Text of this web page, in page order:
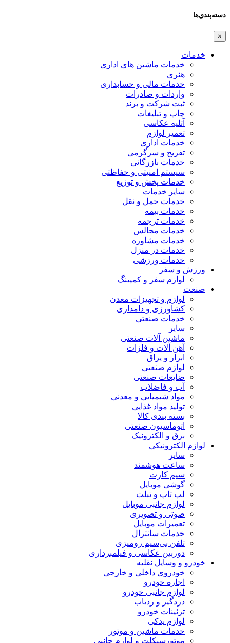
دسته‌بندی‌ها
×
خدمات
خدمات ماشین های اداری
هنری
خدمات مالی و حسابداری
واردات و صادرات
ثبت شرکت و برند
چاپ و تبلیغات
آتلیه عکاسی
تعمیر لوازم
خدمات اداری
تفریح و سرگرمی
خدمات بازرگانی
سیستم امنیتی و حفاظتی
خدمات پخش و توزیع
سایر خدمات
خدمات حمل و نقل
خدمات بیمه
خدمات ترجمه
خدمات مجالس
خدمات مشاوره
خدمات در منزل
خدمات ورزشی
ورزش و سفر
لوازم سفر و کمپینگ
صنعت
لوازم و تجهیزات معدن
کشاورزی و دامداری
خدمات صنعتی
سایر
ماشین آلات صنعتی
آهن آلات و فلزات
ابزار و یراق
لوازم صنعتی
ضایعات صنعتی
آب و فاضلاب
مواد شیمیایی و معدنی
تولید مواد غذایی
بسته بندی کالا
اتوماسیون صنعتی
برق و الکترونیک
لوازم الکترونیکی
سایر
ساعت هوشمند
سیم کارت
گوشی موبایل
لپ تاپ و تبلت
لوازم جانبی موبایل
صوتی و تصویری
تعمیرات موبایل
خدمات سانترال
تلفن بی‌سیم رومیزی
دوربین عکاسی و فیلمبرداری
خودرو و وسایل نقلیه
خودروی داخلی و خارجی
اجاره خودرو
لوازم جانبی خودرو
دزدگیر و ردیاب
تزئینات خودرو
لوازم یدکی
خدمات ماشین و موتور
موتورسیکلت و لوازم جانبی